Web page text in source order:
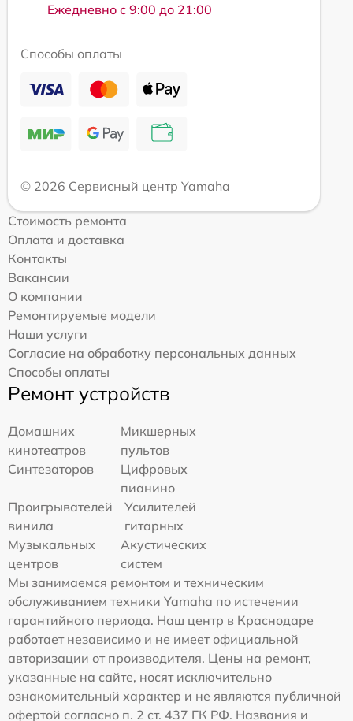
Ежедневно с 9:00 до 21:00
Способы оплаты
© 2026 Сервисный центр Yamaha
Стоимость ремонта
Оплата и доставка
Контакты
Вакансии
О компании
Ремонтируемые модели
Наши услуги
Согласие на обработку персональных данных
Способы оплаты
Ремонт устройств
Домашних
кинотеатров
Микшерных
пультов
Синтезаторов
Цифровых
пианино
Проигрывателей
винила
Усилителей
гитарных
Музыкальных
центров
Акустических
систем
Мы занимаемся ремонтом и техническим
обслуживанием техники Yamaha по истечении
гарантийного периода. Наш центр в Краснодаре
работает независимо и не имеет официальной
авторизации от производителя. Цены на ремонт,
указанные на сайте, носят исключительно
ознакомительный характер и не являются публичной
офертой согласно п. 2 ст. 437 ГК РФ. Названия и